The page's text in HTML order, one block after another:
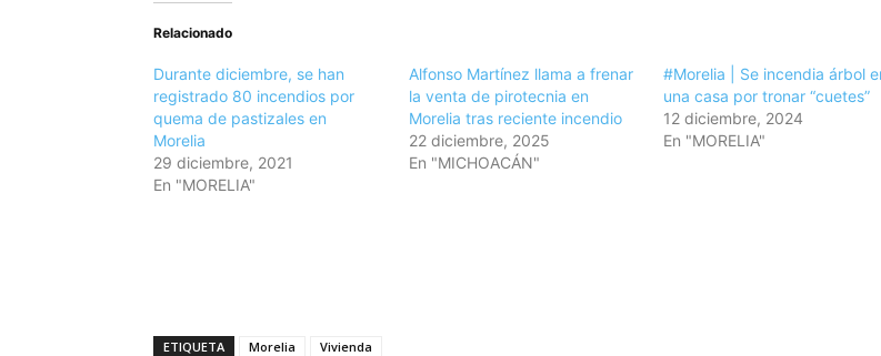
Relacionado
Durante diciembre, se han
registrado 80 incendios por
quema de pastizales en
Morelia
29 diciembre, 2021
En "MORELIA"
Alfonso Martínez llama a frenar
la venta de pirotecnia en
Morelia tras reciente incendio
22 diciembre, 2025
En "MICHOACÁN"
#Morelia | Se incendia árbol
una casa por tronar “cuetes”
12 diciembre, 2024
En "MORELIA"
ETIQUETA Morelia Vivienda